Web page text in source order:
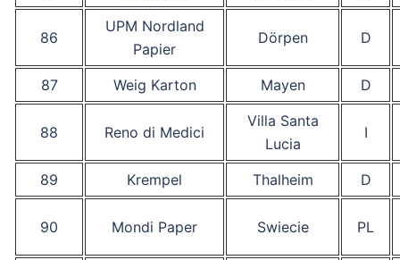
86
UPM Nordland
Papier
Dörpen D
87 Weig Karton Mayen D
88 Reno di Medici
Villa Santa
Lucia
I
89 Krempel Thalheim D
90 Mondi Paper Swiecie PL